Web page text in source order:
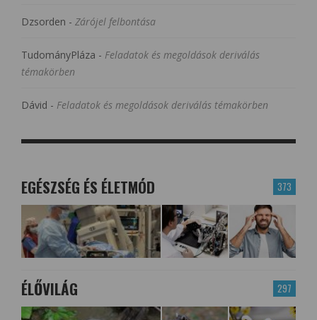
Dzsorden - Zárójel felbontása
TudományPláza - Feladatok és megoldások deriválás
témakörben
Dávid - Feladatok és megoldások deriválás témakörben
373
EGÉSZSÉG ÉS ÉLETMÓD
297
ÉLŐVILÁG